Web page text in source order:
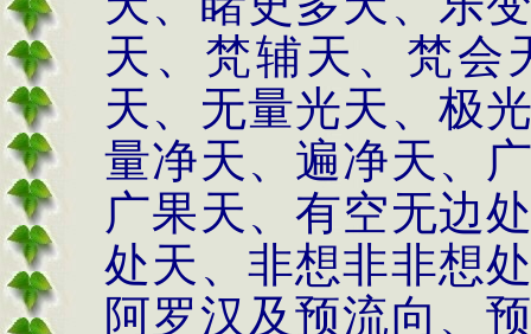
天、梵辅天、梵会
天、无量光天、极
量净天、遍净天、
广果天、有空无边
处天、非想非非想
阿罗汉及预流向、